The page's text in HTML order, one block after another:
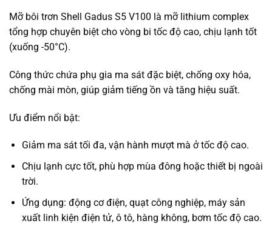
Mỡ bôi trơn Shell Gadus S5 V100 là mỡ lithium complex
tổng hợp chuyên biệt cho vòng bi tốc độ cao, chịu lạnh tốt
(xuống -50°C).
Công thức chứa phụ gia ma sát đặc biệt, chống oxy hóa,
chống mài mòn, giúp giảm tiếng ồn và tăng hiệu suất.
Ưu điểm nổi bật:
Giảm ma sát tối đa, vận hành mượt mà ở tốc độ cao.
Chịu lạnh cực tốt, phù hợp mùa đông hoặc thiết bị ngoài
trời.
Ứng dụng: động cơ điện, quạt công nghiệp, máy sản
xuất linh kiện điện tử, ô tô, hàng không, bơm tốc độ cao.